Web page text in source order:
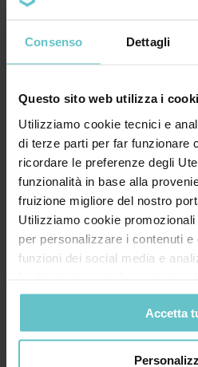
Consenso Dettagli
Questo sito web utilizza i
Utilizziamo cookie tecnici e
di terze parti per far funzionare
ricordare le preferenze degli
funzionalità in base alla
fruizione migliore del nostro
Utilizziamo cookie
per personalizzare i contenuti
funzioni dei social media e
nostro sito ai nostri partner che
dati web, pubblicità e social
combinarle con altre
che hanno raccolto in base al
Accetta
Leggi le ultime news
essenziale per le